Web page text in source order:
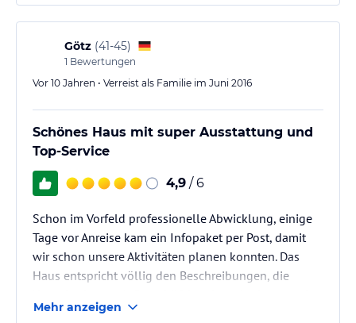
Götz (41-45)
1 Bewertungen
Vor 10 Jahren • Verreist als Familie im Juni 2016
Schönes Haus mit super Ausstattung und
Top-Service
4,9 / 6
Schon im Vorfeld professionelle Abwicklung, einige
Tage vor Anreise kam ein Infopaket per Post, damit
wir schon unsere Aktivitäten planen konnten. Das
Haus entspricht völlig den Beschreibungen, die
Tage nach Abreise wurde die Kaution erstattet. Gerne
Mehr anzeigen